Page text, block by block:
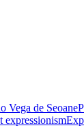
Vega de Seoane
expressionism